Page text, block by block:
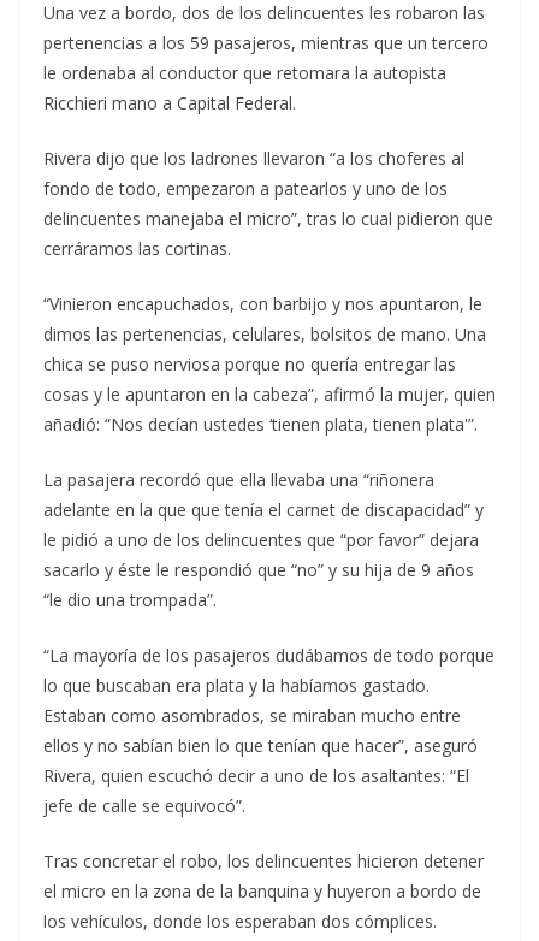
Una vez a bordo, dos de los delincuentes les robaron las
pertenencias a los 59 pasajeros, mientras que un tercero
le ordenaba al conductor que retomara la autopista
Ricchieri mano a Capital Federal.
Rivera dijo que los ladrones llevaron “a los choferes al
fondo de todo, empezaron a patearlos y uno de los
delincuentes manejaba el micro”, tras lo cual pidieron que
cerráramos las cortinas.
“Vinieron encapuchados, con barbijo y nos apuntaron, le
dimos las pertenencias, celulares, bolsitos de mano. Una
chica se puso nerviosa porque no quería entregar las
cosas y le apuntaron en la cabeza”, afirmó la mujer, quien
añadió: “Nos decían ustedes ‘tienen plata, tienen plata'”.
La pasajera recordó que ella llevaba una “riñonera
adelante en la que que tenía el carnet de discapacidad” y
le pidió a uno de los delincuentes que “por favor” dejara
sacarlo y éste le respondió que “no” y su hija de 9 años
“le dio una trompada”.
“La mayoría de los pasajeros dudábamos de todo porque
lo que buscaban era plata y la habíamos gastado.
Estaban como asombrados, se miraban mucho entre
ellos y no sabían bien lo que tenían que hacer”, aseguró
Rivera, quien escuchó decir a uno de los asaltantes: “El
jefe de calle se equivocó”.
Tras concretar el robo, los delincuentes hicieron detener
el micro en la zona de la banquina y huyeron a bordo de
los vehículos, donde los esperaban dos cómplices.